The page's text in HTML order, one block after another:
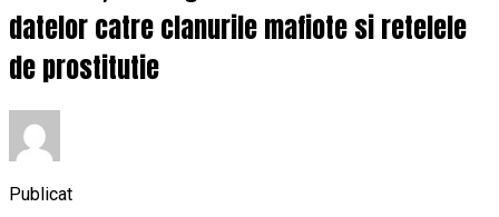
datelor catre clanurile mafiote si retelele
de prostitutie
Publicat